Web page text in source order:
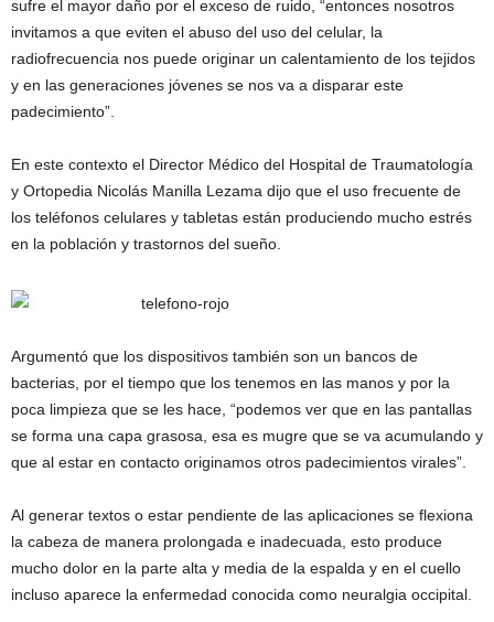
sufre el mayor daño por el exceso de ruido, “entonces nosotros
invitamos a que eviten el abuso del uso del celular, la
radiofrecuencia nos puede originar un calentamiento de los tejidos
y en las generaciones jóvenes se nos va a disparar este
padecimiento”.
En este contexto el Director Médico del Hospital de Traumatología
y Ortopedia Nicolás Manilla Lezama dijo que el uso frecuente de
los teléfonos celulares y tabletas están produciendo mucho estrés
en la población y trastornos del sueño.
Argumentó que los dispositivos también son un bancos de
bacterias, por el tiempo que los tenemos en las manos y por la
poca limpieza que se les hace, “podemos ver que en las pantallas
se forma una capa grasosa, esa es mugre que se va acumulando y
que al estar en contacto originamos otros padecimientos virales”.
Al generar textos o estar pendiente de las aplicaciones se flexiona
la cabeza de manera prolongada e inadecuada, esto produce
mucho dolor en la parte alta y media de la espalda y en el cuello
incluso aparece la enfermedad conocida como neuralgia occipital.